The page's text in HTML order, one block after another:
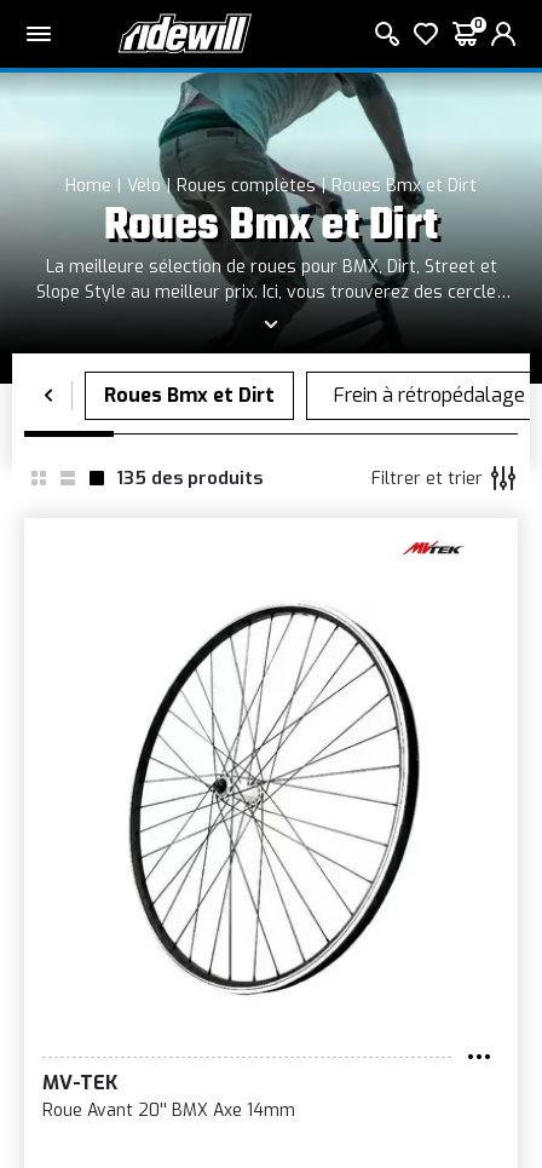
0
Home Vélo Roues complètes Roues Bmx et Dirt
Roues Bmx et Dirt
La meilleure sélection de roues pour BMX, Dirt, Street et
Slope Style au meilleur prix. Ici, vous trouverez des cercles
complets pour rouler sans fin et continuer à vous amuser !
135 des produits Filtrer et trier
MV-TEK
Roue Avant 20'' BMX Axe 14mm